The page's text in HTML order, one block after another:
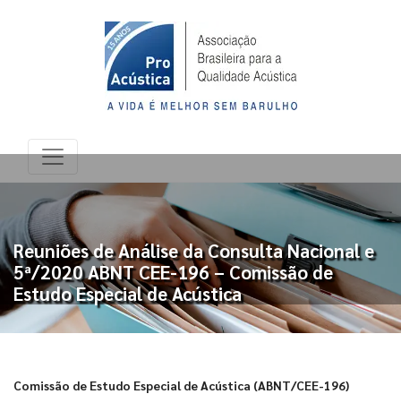
Reuniões de Análise da Consulta Nacional e
5ª/2020 ABNT CEE-196 – Comissão de
Estudo Especial de Acústica
Comissão de Estudo Especial de Acústica (ABNT/CEE-196)